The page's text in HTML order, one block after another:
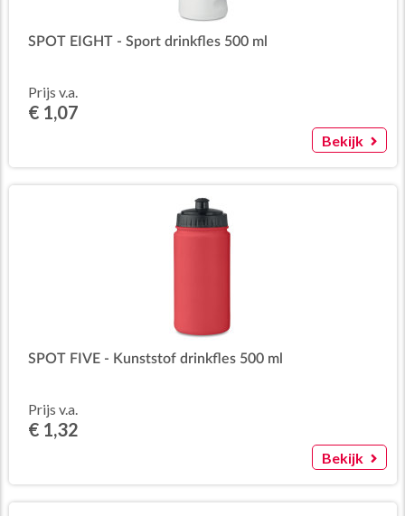
SPOT EIGHT - Sport drinkfles 500 ml
Prijs v.a.
€ 1,07
Bekijk
SPOT FIVE - Kunststof drinkfles 500 ml
Prijs v.a.
€ 1,32
Bekijk